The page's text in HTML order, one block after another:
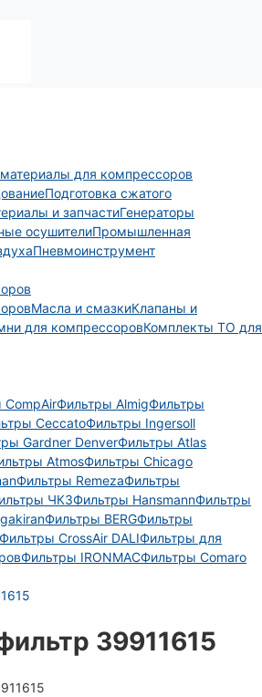
для компрессоров
Подготовка сжатого
и запчастиГенераторы
осушителиПромышленная
Пневмоинструмент
Масла и смазкиКлапаны и
для компрессоровКомплекты ТО для
Фильтры AlmigФильтры
CeccatoФильтры Ingersoll
Gardner DenverФильтры Atlas
AtmosФильтры Chicago
Фильтры RemezaФильтры
ЧКЗФильтры HansmannФильтры
Фильтры BERGФильтры
Фильтры CrossAir DALIФильтры для
Фильтры IRONMACФильтры Comaro
39911615